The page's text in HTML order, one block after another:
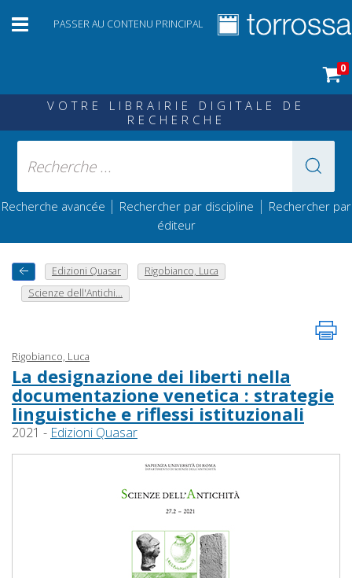
PASSER AU CONTENU PRINCIPAL
0
VOTRE LIBRAIRIE DIGITALE DE
RECHERCHE
Recherche avancée | Rechercher par discipline | Rechercher par
éditeur
Edizioni Quasar
Rigobianco, Luca
Scienze dell'Antichi...
Rigobianco, Luca
La designazione dei liberti nella
documentazione venetica : strategie
linguistiche e riflessi istituzionali
2021 - Edizioni Quasar